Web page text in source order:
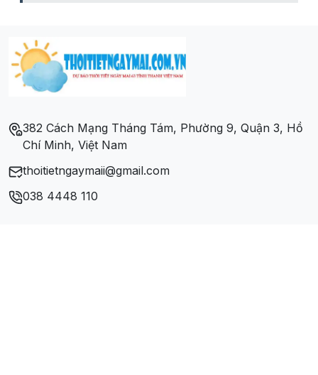
382 Cách Mạng Tháng Tám, Phường 9, Quận 3, Hồ
Chí Minh, Việt Nam
thoitietngaymaii@gmail.com
038 4448 110